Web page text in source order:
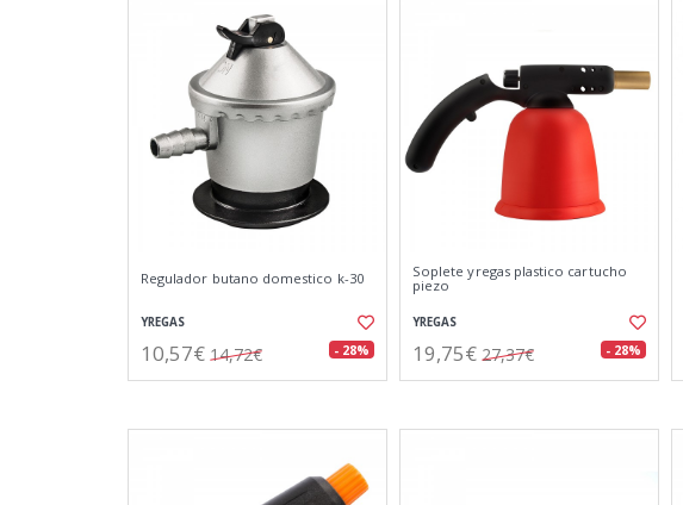
Regulador butano domestico k-30
YREGAS
10,57€ 14,72€ - 28%
Soplete yregas plastico cartucho
piezo
YREGAS
19,75€ 27,37€ - 28%